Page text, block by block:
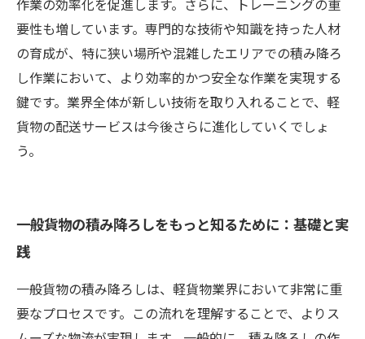
作業の効率化を促進します。さらに、トレーニングの重
要性も増しています。専門的な技術や知識を持った人材
の育成が、特に狭い場所や混雑したエリアでの積み降ろ
し作業において、より効率的かつ安全な作業を実現する
鍵です。業界全体が新しい技術を取り入れることで、軽
貨物の配送サービスは今後さらに進化していくでしょ
う。
一般貨物の積み降ろしをもっと知るために：基礎と実
践
一般貨物の積み降ろしは、軽貨物業界において非常に重
要なプロセスです。この流れを理解することで、よりス